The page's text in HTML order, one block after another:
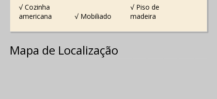
√ Cozinha
americana
√ Mobiliado
√ Piso de
madeira
Mapa de Localização